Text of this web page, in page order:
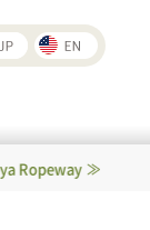
In service